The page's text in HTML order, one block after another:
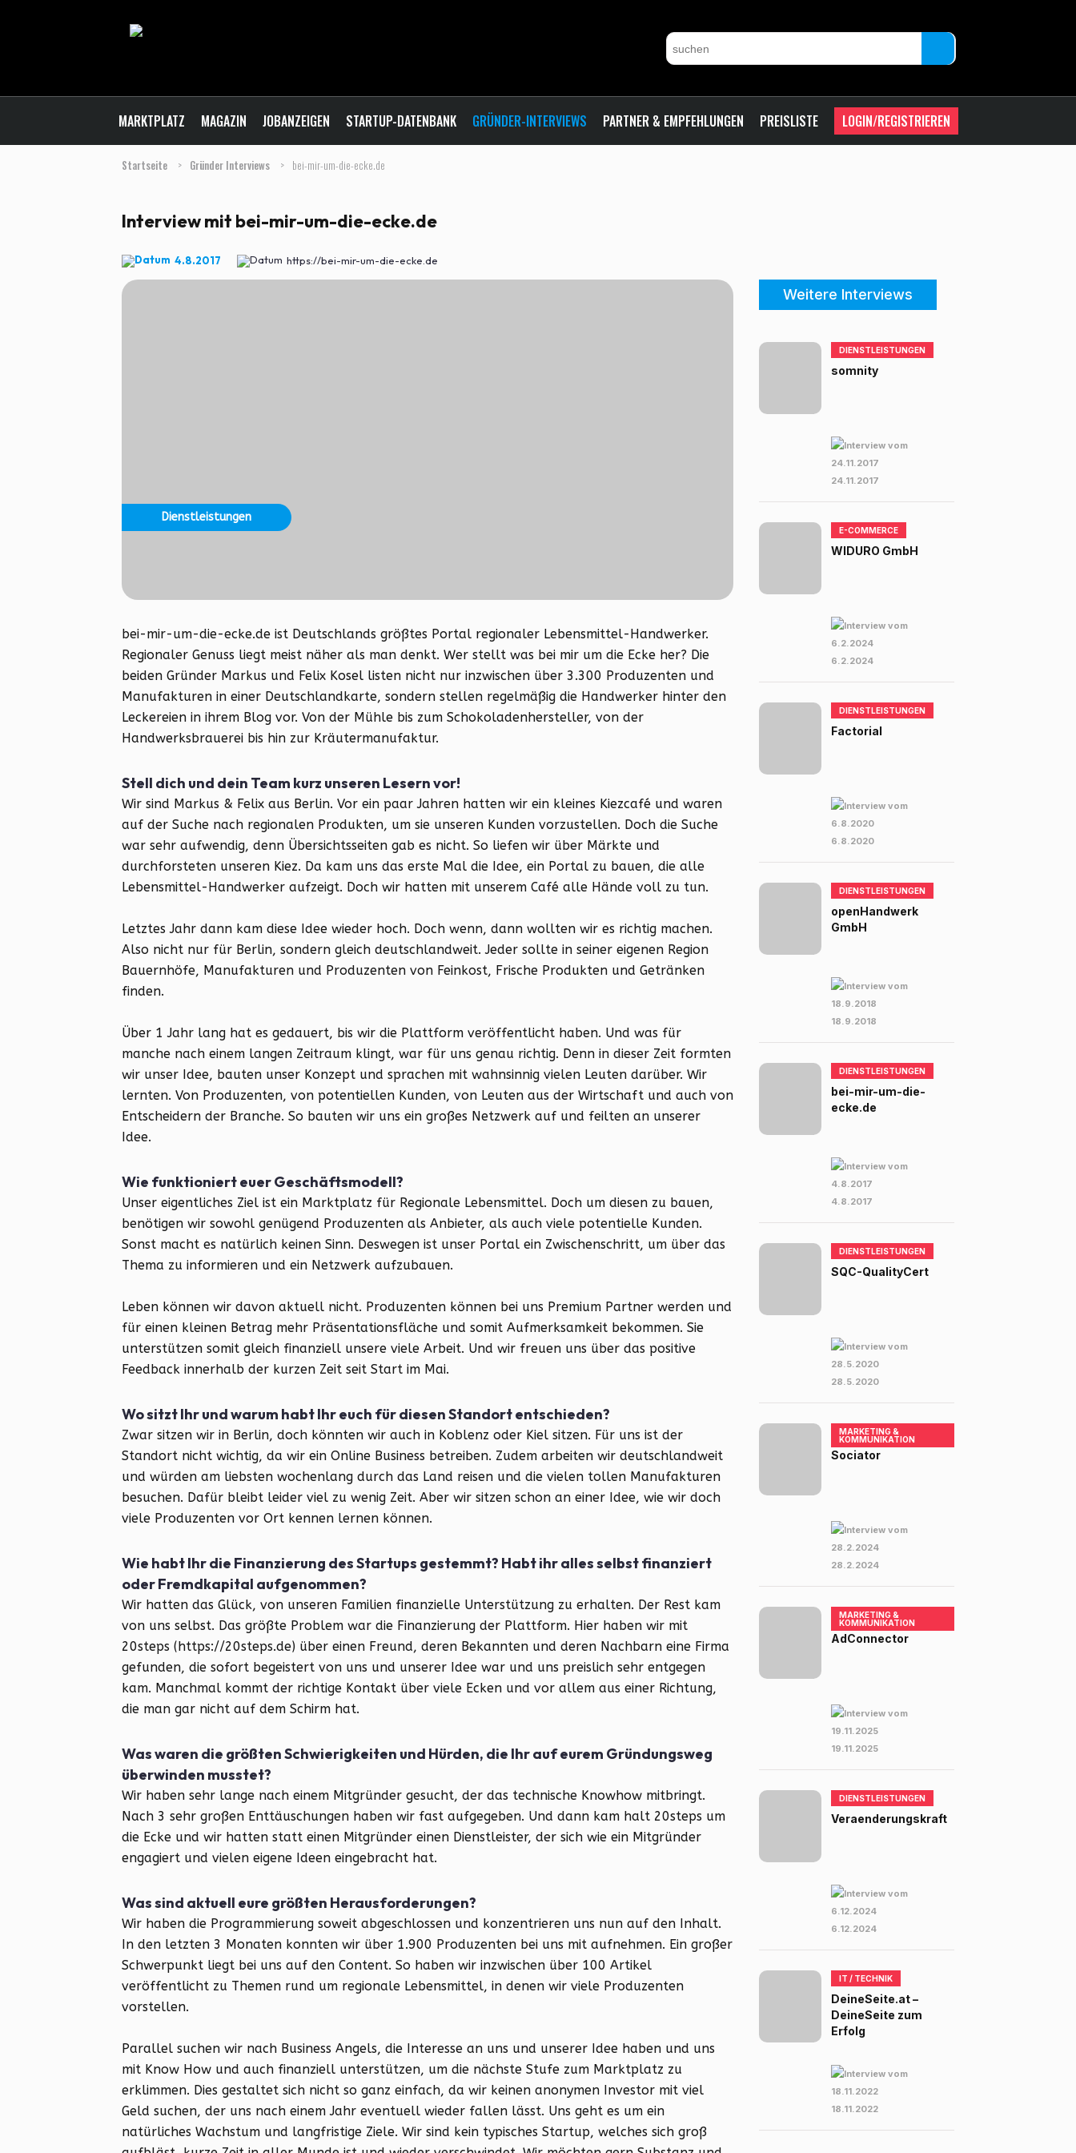
MARKTPLATZ MAGAZIN JOBANZEIGEN STARTUP-DATENBANK GRÜNDER-INTERVIEWS PARTNER & EMPFEHLUNGEN PREISLISTE LOGIN/REGISTRIEREN
Startseite > Gründer Interviews > bei-mir-um-die-ecke.de
Interview mit bei-mir-um-die-ecke.de
4.8.2017 https://bei-mir-um-die-ecke.de
Dienstleistungen
bei-mir-um-die-ecke.de ist Deutschlands größtes Portal regionaler Lebensmittel-Handwerker.
Regionaler Genuss liegt meist näher als man denkt. Wer stellt was bei mir um die Ecke her? Die
beiden Gründer Markus und Felix Kosel listen nicht nur inzwischen über 3.300 Produzenten und
Manufakturen in einer Deutschlandkarte, sondern stellen regelmäßig die Handwerker hinter den
Leckereien in ihrem Blog vor. Von der Mühle bis zum Schokoladenhersteller, von der
Handwerksbrauerei bis hin zur Kräutermanufaktur.
Stell dich und dein Team kurz unseren Lesern vor!
Wir sind Markus & Felix aus Berlin. Vor ein paar Jahren hatten wir ein kleines Kiezcafé und waren
auf der Suche nach regionalen Produkten, um sie unseren Kunden vorzustellen. Doch die Suche
war sehr aufwendig, denn Übersichtsseiten gab es nicht. So liefen wir über Märkte und
durchforsteten unseren Kiez. Da kam uns das erste Mal die Idee, ein Portal zu bauen, die alle
Lebensmittel-Handwerker aufzeigt. Doch wir hatten mit unserem Café alle Hände voll zu tun.
Letztes Jahr dann kam diese Idee wieder hoch. Doch wenn, dann wollten wir es richtig machen.
Also nicht nur für Berlin, sondern gleich deutschlandweit. Jeder sollte in seiner eigenen Region
Bauernhöfe, Manufakturen und Produzenten von Feinkost, Frische Produkten und Getränken
finden.
Über 1 Jahr lang hat es gedauert, bis wir die Plattform veröffentlicht haben. Und was für
manche nach einem langen Zeitraum klingt, war für uns genau richtig. Denn in dieser Zeit formten
wir unser Idee, bauten unser Konzept und sprachen mit wahnsinnig vielen Leuten darüber. Wir
lernten. Von Produzenten, von potentiellen Kunden, von Leuten aus der Wirtschaft und auch von
Entscheidern der Branche. So bauten wir uns ein großes Netzwerk auf und feilten an unserer
Idee.
Wie funktioniert euer Geschäftsmodell?
Unser eigentliches Ziel ist ein Marktplatz für Regionale Lebensmittel. Doch um diesen zu bauen,
benötigen wir sowohl genügend Produzenten als Anbieter, als auch viele potentielle Kunden.
Sonst macht es natürlich keinen Sinn. Deswegen ist unser Portal ein Zwischenschritt, um über das
Thema zu informieren und ein Netzwerk aufzubauen.
Leben können wir davon aktuell nicht. Produzenten können bei uns Premium Partner werden und
für einen kleinen Betrag mehr Präsentationsfläche und somit Aufmerksamkeit bekommen. Sie
unterstützen somit gleich finanziell unsere viele Arbeit. Und wir freuen uns über das positive
Feedback innerhalb der kurzen Zeit seit Start im Mai.
Wo sitzt Ihr und warum habt Ihr euch für diesen Standort entschieden?
Zwar sitzen wir in Berlin, doch könnten wir auch in Koblenz oder Kiel sitzen. Für uns ist der
Standort nicht wichtig, da wir ein Online Business betreiben. Zudem arbeiten wir deutschlandweit
und würden am liebsten wochenlang durch das Land reisen und die vielen tollen Manufakturen
besuchen. Dafür bleibt leider viel zu wenig Zeit. Aber wir sitzen schon an einer Idee, wie wir doch
viele Produzenten vor Ort kennen lernen können.
Wie habt Ihr die Finanzierung des Startups gestemmt? Habt ihr alles selbst finanziert
oder Fremdkapital aufgenommen?
Wir hatten das Glück, von unseren Familien finanzielle Unterstützung zu erhalten. Der Rest kam
von uns selbst. Das größte Problem war die Finanzierung der Plattform. Hier haben wir mit
20steps (https://20steps.de) über einen Freund, deren Bekannten und deren Nachbarn eine Firma
gefunden, die sofort begeistert von uns und unserer Idee war und uns preislich sehr entgegen
kam. Manchmal kommt der richtige Kontakt über viele Ecken und vor allem aus einer Richtung,
die man gar nicht auf dem Schirm hat.
Was waren die größten Schwierigkeiten und Hürden, die Ihr auf eurem Gründungsweg
überwinden musstet?
Wir haben sehr lange nach einem Mitgründer gesucht, der das technische Knowhow mitbringt.
Nach 3 sehr großen Enttäuschungen haben wir fast aufgegeben. Und dann kam halt 20steps um
die Ecke und wir hatten statt einen Mitgründer einen Dienstleister, der sich wie ein Mitgründer
engagiert und vielen eigene Ideen eingebracht hat.
Was sind aktuell eure größten Herausforderungen?
Wir haben die Programmierung soweit abgeschlossen und konzentrieren uns nun auf den Inhalt.
In den letzten 3 Monaten konnten wir über 1.900 Produzenten bei uns mit aufnehmen. Ein großer
Schwerpunkt liegt bei uns auf den Content. So haben wir inzwischen über 100 Artikel
veröffentlicht zu Themen rund um regionale Lebensmittel, in denen wir viele Produzenten
vorstellen.
Parallel suchen wir nach Business Angels, die Interesse an uns und unserer Idee haben und uns
mit Know How und auch finanziell unterstützen, um die nächste Stufe zum Marktplatz zu
erklimmen. Dies gestaltet sich nicht so ganz einfach, da wir keinen anonymen Investor mit viel
Geld suchen, der uns nach einem Jahr eventuell wieder fallen lässt. Uns geht es um ein
natürliches Wachstum und langfristige Ziele. Wir sind kein typisches Startup, welches sich groß
Weitere Interviews
DIENSTLEISTUNGEN
somnity
24.11.2017
E-COMMERCE
WIDURO GmbH
6.2.2024
DIENSTLEISTUNGEN
Factorial
6.8.2020
DIENSTLEISTUNGEN
openHandwerk
GmbH
18.9.2018
DIENSTLEISTUNGEN
bei-mir-um-die-
ecke.de
4.8.2017
DIENSTLEISTUNGEN
SQC-QualityCert
28.5.2020
MARKETING &
KOMMUNIKATION
Sociator
28.2.2024
MARKETING &
KOMMUNIKATION
AdConnector
19.11.2025
DIENSTLEISTUNGEN
Veraenderungskraft
6.12.2024
IT / TECHNIK
DeineSeite.at –
DeineSeite zum
Erfolg
18.11.2022